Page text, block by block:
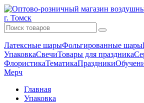
Латексные шарыФольгированные шары
УпаковкаСвечиТовары для праздника
ФлористикаТематикаПраздники
Мерч
Главная
Упаковка